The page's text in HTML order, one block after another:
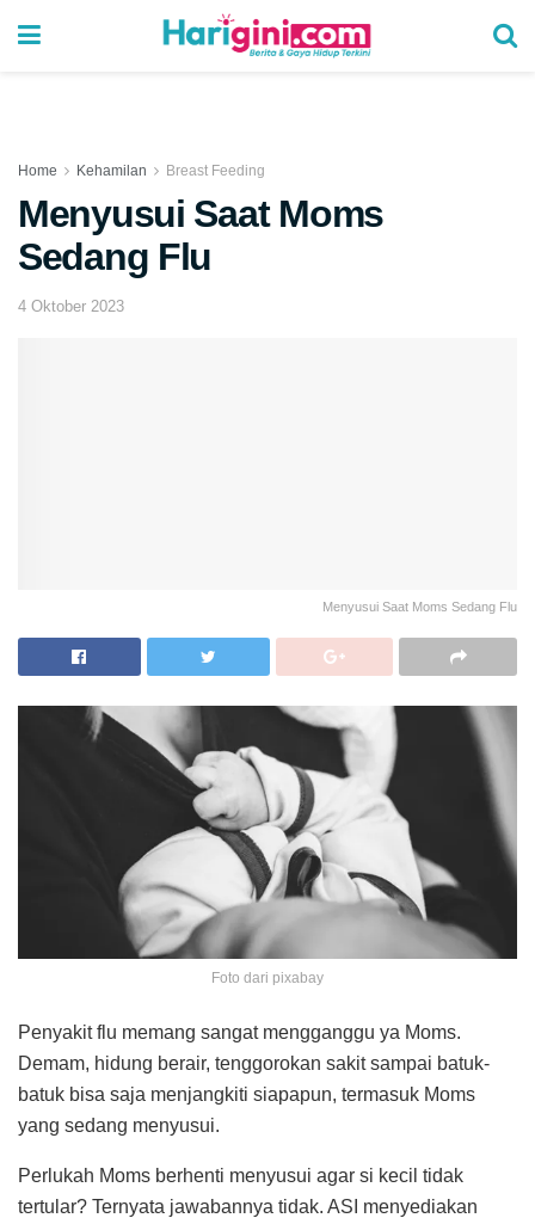
Home Kehamilan Breast Feeding
Menyusui Saat Moms
Sedang Flu
4 Oktober 2023
Menyusui Saat Moms Sedang Flu
Foto dari pixabay
Penyakit flu memang sangat mengganggu ya Moms.
Demam, hidung berair, tenggorokan sakit sampai batuk-
batuk bisa saja menjangkiti siapapun, termasuk Moms
yang sedang menyusui.
Perlukah Moms berhenti menyusui agar si kecil tidak
tertular? Ternyata jawabannya tidak. ASI menyediakan